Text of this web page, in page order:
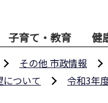
子育て・教育 健
その他 市政情報
ついて
令和3年